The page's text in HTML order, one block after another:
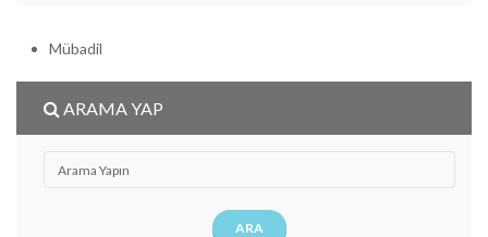
Mübadil
ARAMA YAP
ARA